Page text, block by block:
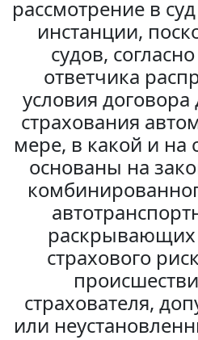
рассмотрение в
инстанции,
судов,
ответчика
условия
страхования
мере, в какой и на
основаны на
страхового
страхователя,
или